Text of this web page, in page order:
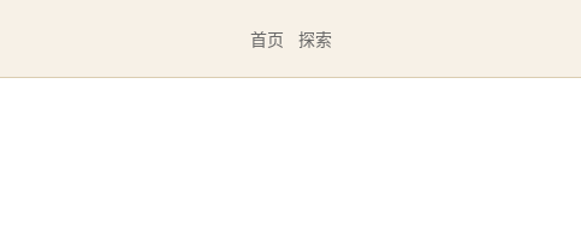
首页 探索